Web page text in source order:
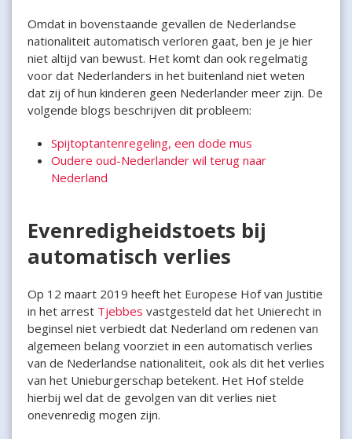
Omdat in bovenstaande gevallen de Nederlandse
nationaliteit automatisch verloren gaat, ben je je hier
niet altijd van bewust. Het komt dan ook regelmatig
voor dat Nederlanders in het buitenland niet weten
dat zij of hun kinderen geen Nederlander meer zijn. De
volgende blogs beschrijven dit probleem:
Spijtoptantenregeling, een dode mus
Oudere oud-Nederlander wil terug naar
Nederland
Evenredigheidstoets bij
automatisch verlies
Op 12 maart 2019 heeft het Europese Hof van Justitie
in het arrest Tjebbes vastgesteld dat het Unierecht in
beginsel niet verbiedt dat Nederland om redenen van
algemeen belang voorziet in een automatisch verlies
van de Nederlandse nationaliteit, ook als dit het verlies
van het Unieburgerschap betekent. Het Hof stelde
hierbij wel dat de gevolgen van dit verlies niet
onevenredig mogen zijn.